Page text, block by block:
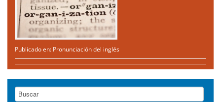
Publicado en: Pronunciación del inglés